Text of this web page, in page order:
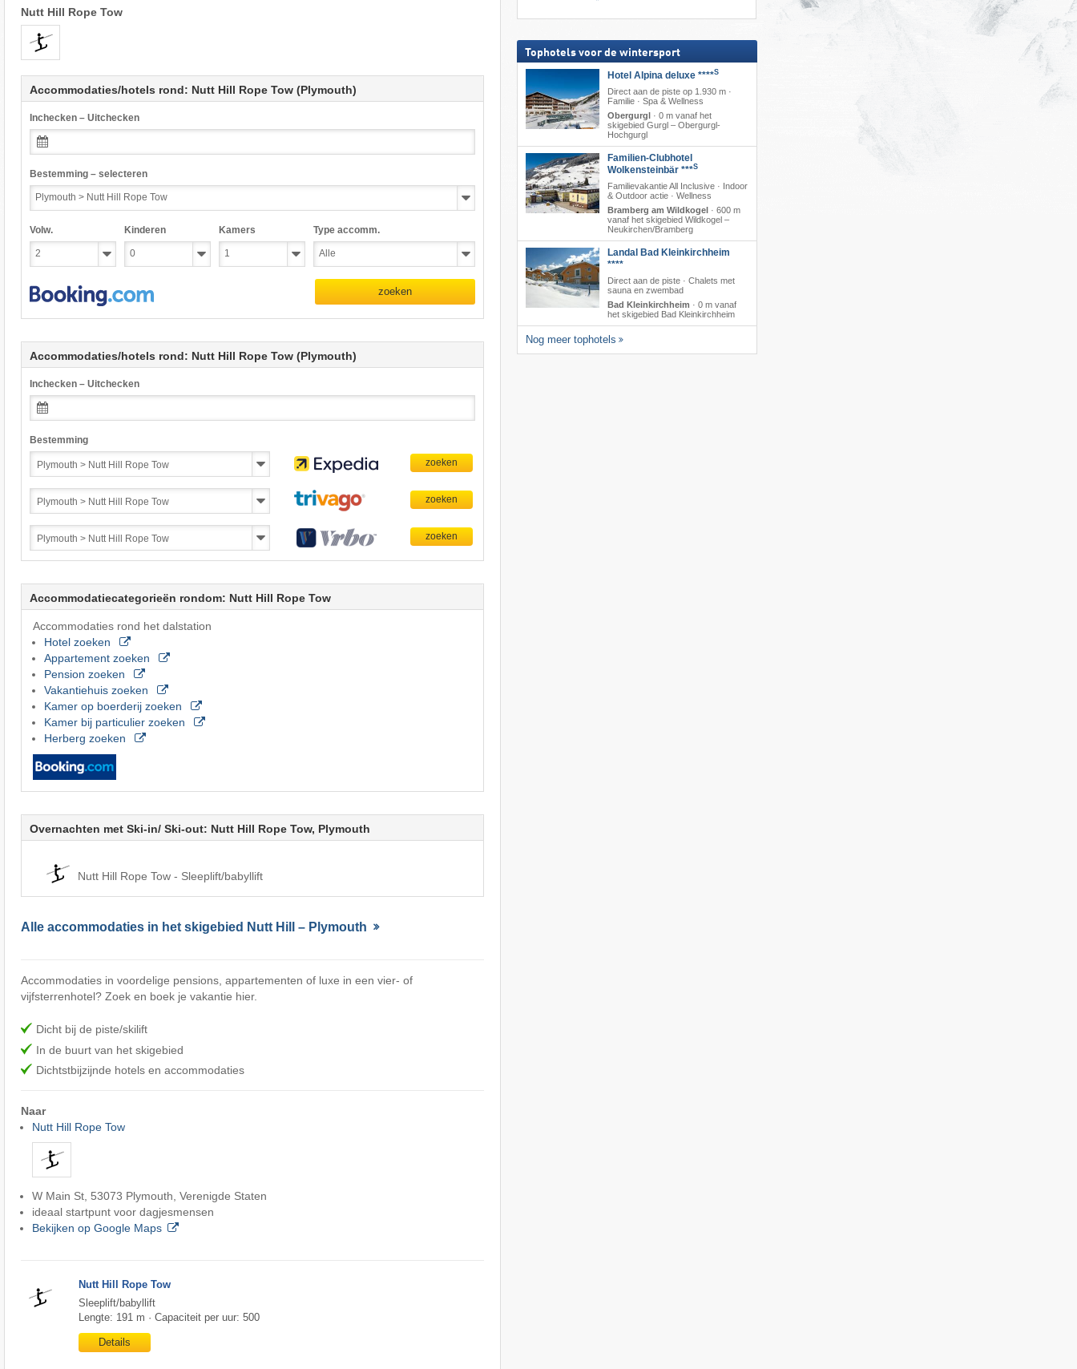
Nutt Hill Rope Tow
Accommodaties/hotels rond: Nutt Hill Rope Tow (Plymouth)
Inchecken – Uitchecken
Bestemming – selecteren
Volw. Kinderen Kamers Type accomm.
zoeken
Accommodaties/hotels rond: Nutt Hill Rope Tow (Plymouth)
Inchecken – Uitchecken
Bestemming
Accommodatiecategorieën rondom: Nutt Hill Rope Tow
Accommodaties rond het dalstation
Hotel zoeken
Appartement zoeken
Pension zoeken
Vakantiehuis zoeken
Kamer op boerderij zoeken
Kamer bij particulier zoeken
Herberg zoeken
Overnachten met Ski-in/ Ski-out: Nutt Hill Rope Tow, Plymouth
Nutt Hill Rope Tow - Sleeplift/babyllift
Alle accommodaties in het skigebied Nutt Hill – Plymouth
Accommodaties in voordelige pensions, appartementen of luxe in een vier- of
vijfsterrenhotel? Zoek en boek je vakantie hier.
Dicht bij de piste/skilift
In de buurt van het skigebied
Dichtstbijzijnde hotels en accommodaties
Naar
Nutt Hill Rope Tow
W Main St, 53073 Plymouth, Verenigde Staten
ideaal startpunt voor dagjesmensen
Bekijken op Google Maps
Nutt Hill Rope Tow
Sleeplift/babyllift
Lengte: 191 m · Capaciteit per uur: 500
Details
Tophotels voor de wintersport
Hotel Alpina deluxe ****S
Direct aan de piste op 1.930 m ·
Familie · Spa & Wellness
Obergurgl· 0 m vanaf het
skigebied Gurgl – Obergurgl-
Hochgurgl
Familien-Clubhotel
Wolkensteinbär ***S
Familievakantie All Inclusive · Indoor
& Outdoor actie · Wellness
Bramberg am Wildkogel· 600 m
vanaf het skigebied Wildkogel –
Neukirchen/​Bramberg
Landal Bad Kleinkirchheim
****
Direct aan de piste · Chalets met
sauna en zwembad
Bad Kleinkirchheim · 0 m vanaf
het skigebied Bad Kleinkirchheim
Nog meer tophotels